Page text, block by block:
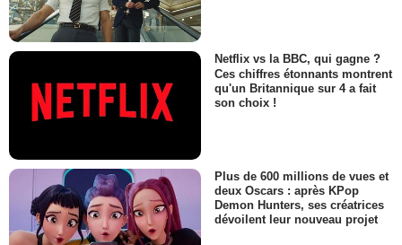
Netflix vs la BBC, qui gagne ?
Ces chiffres étonnants montrent
qu'un Britannique sur 4 a fait
son choix !
Plus de 600 millions de vues et
deux Oscars : après KPop
Demon Hunters, ses créatrices
dévoilent leur nouveau projet